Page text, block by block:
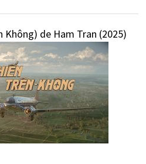
Không) de Ham Tran (2025)